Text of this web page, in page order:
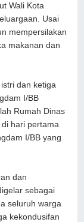
Wali Kota
Usai
mempersilakan
makanan dan
dan ketiga
I/BB
Rumah Dinas
hari pertama
I/BB yang
dan
sebagai
seluruh warga
kekondusifan